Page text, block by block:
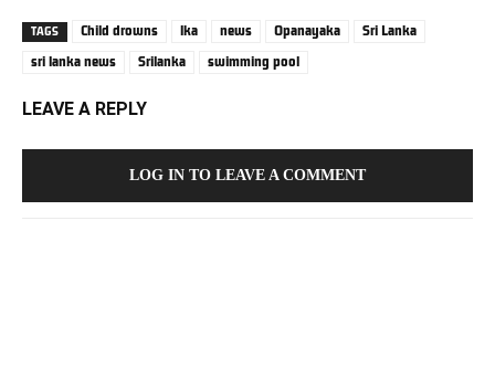
TAGS Child drowns lka news Opanayaka
Sri Lanka
sri lanka news
Srilanka swimming pool
LEAVE A REPLY
LOG IN TO LEAVE A COMMENT